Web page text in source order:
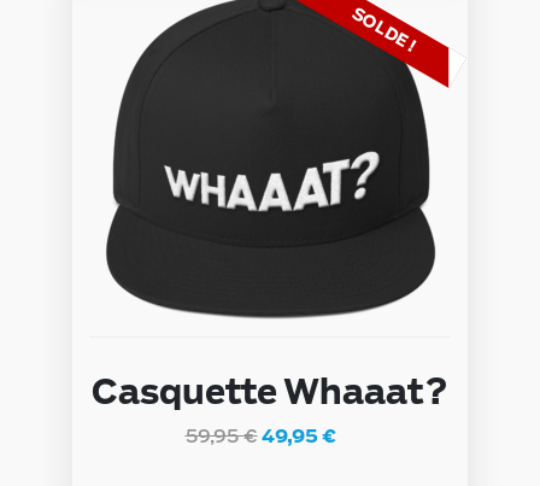
SOLDE !
Casquette Whaaat?
59,95€49,95€